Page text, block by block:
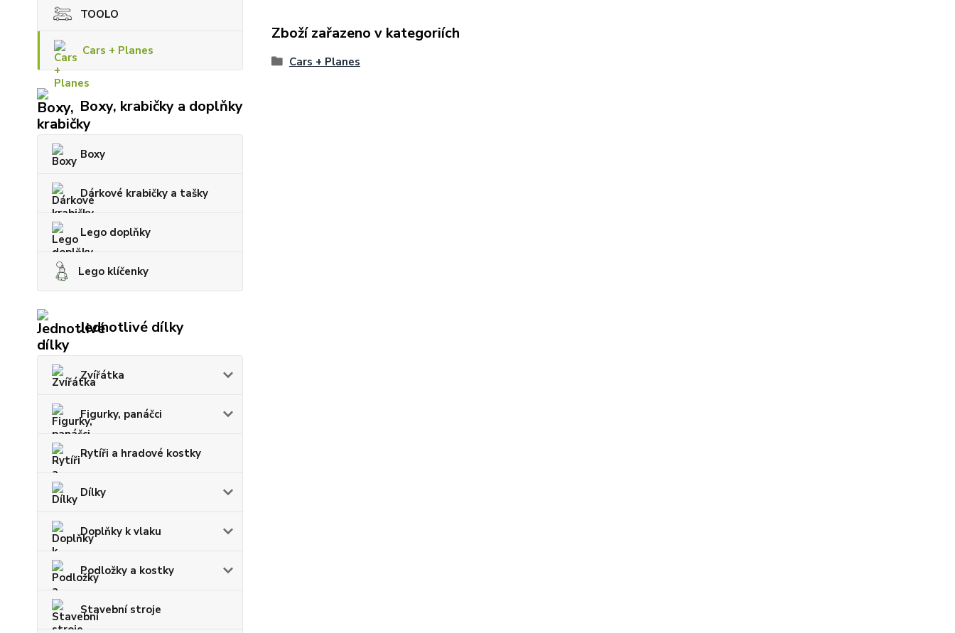
TOOLO
Cars + Planes
Boxy, krabičky a doplňky
Boxy
Dárkové krabičky a tašky
Lego doplňky
Lego klíčenky
Jednotlivé dílky
Zvířátka
Figurky, panáčci
Rytíři a hradové kostky
Dílky
Doplňky k vlaku
Podložky a kostky
Stavební stroje
Zboží zařazeno v kategoriích
Cars + Planes